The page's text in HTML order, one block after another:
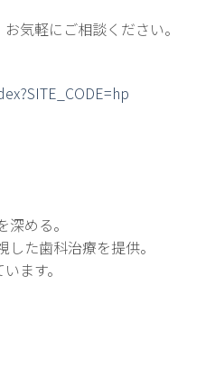
気軽にご相談ください。
める。
た歯科治療を提供。
ます。